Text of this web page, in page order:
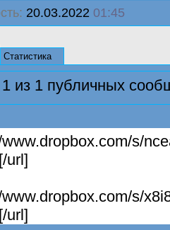
20.03.2022 01:45
Статистика
1 из 1 публичных
s/
url]
s/
url]